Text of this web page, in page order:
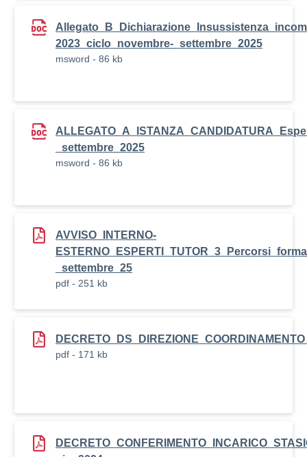
2023_ciclo_novembre-_settembre_2025
msword - 86 kb
_settembre_2025
msword - 86 kb
AVVISO_INTERNO-
_settembre_25
pdf - 251 kb
pdf - 171 kb